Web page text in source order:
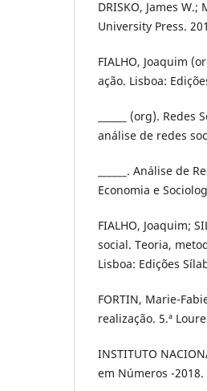
DRISKO, James
University Press.
FIALHO, Joaquim
ação. Lisboa:
______ (org).
análise de redes
______. Análise
Economia e
FIALHO, Joaquim;
social. Teoria,
Lisboa: Edições
FORTIN, Marie-
realização. 5.ª
INSTITUTO
em Números -